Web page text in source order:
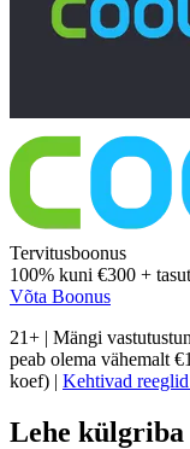
Tervitusboonus
100% kuni €300 +
Võta Boonus
21+ | Mängi
peab olema vähemalt
koef) | Kehtivad
Lehe külgriba